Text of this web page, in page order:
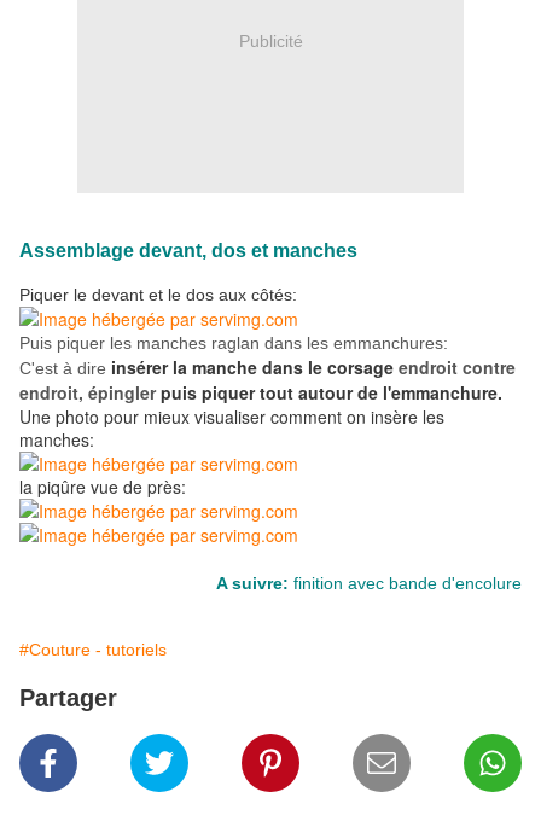
Publicité
Assemblage devant, dos et manches
Piquer le devant et le dos aux côtés:
Puis piquer les manches raglan dans les emmanchures:
C'est à dire insérer la manche dans le corsage endroit contre
endroit, épinglerpuis piquer tout autour de l'emmanchure.
Une photo pour mieux visualiser comment on insère les
manches:
la piqûre vue de près:
A suivre: finition avec bande d'encolure
#Couture - tutoriels
Partager